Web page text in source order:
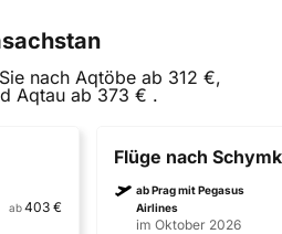
nach Aqtöbe ab 312 €,
Aqtau ab 373 € .
ab403 €
Flüge nach
ab Prag mit Pegasus
Airlines
im Oktober 2026